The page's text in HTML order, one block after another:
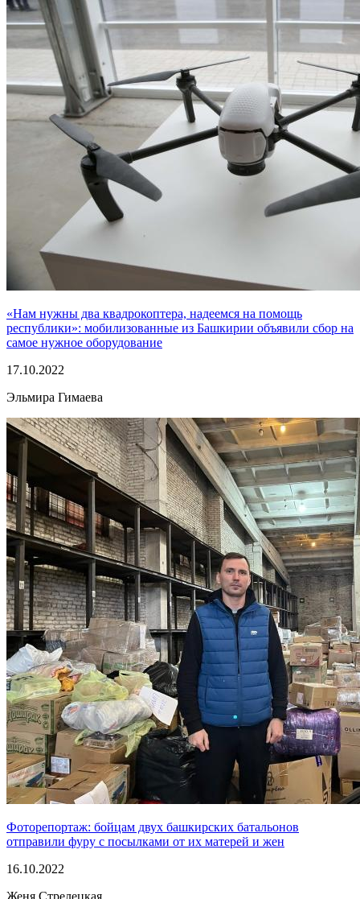
«Нам нужны два квадрокоптера, надеемся на помощь
республики»: мобилизованные из Башкирии объявили сбор на
самое нужное оборудование
17.10.2022
Эльмира Гимаева
Фоторепортаж: бойцам двух башкирских батальонов
отправили фуру с посылками от их матерей и жен
16.10.2022
Женя Стрелецкая